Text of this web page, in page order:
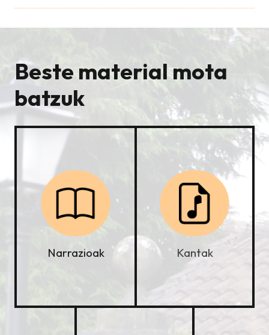
Beste material mota
batzuk
Narrazioak Kantak